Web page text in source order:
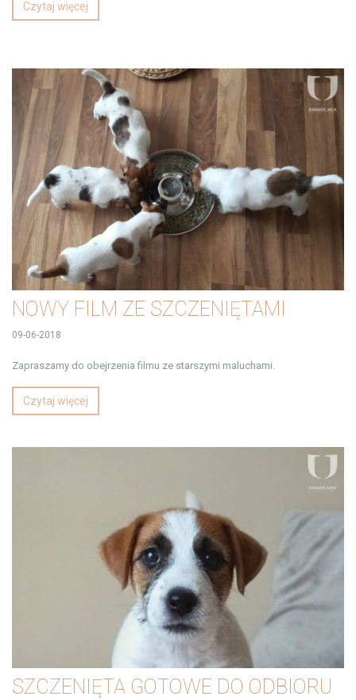
Czytaj więcej
NOWY FILM ZE SZCZENIĘTAMI
09-06-2018
Zapraszamy do obejrzenia filmu ze starszymi maluchami.
Czytaj więcej
SZCZENIĘTA GOTOWE DO ODBIORU